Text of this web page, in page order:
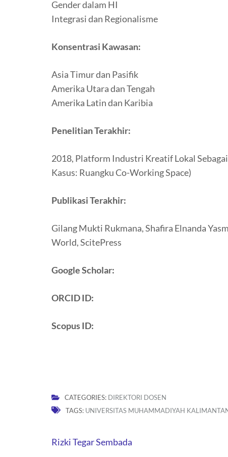
Gender dalam HI
Integrasi dan Regionalisme
Konsentrasi Kawasan:
Asia Timur dan Pasifik
Amerika Utara dan Tengah
Amerika Latin dan Karibia
Penelitian Terakhir:
2018, Platform Industri Kreatif Lokal
Kasus: Ruangku Co-Working Space)
Publikasi Terakhir:
Gilang Mukti Rukmana, Shafira Elnanda
World, ScitePress
Google Scholar:
ORCID ID:
Scopus ID:
CATEGORIES: DIREKTORI DOSEN
TAGS: UNIVERSITAS MUHAMMADIYAH
Post
Rizki Tegar Sembada